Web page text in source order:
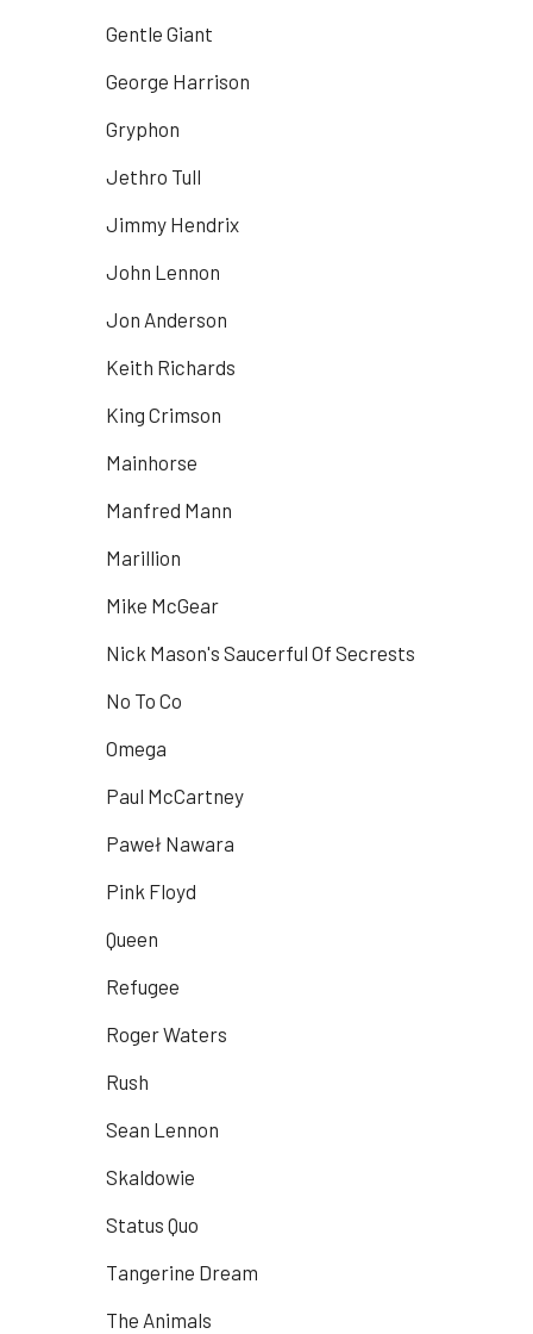
Gentle Giant
George Harrison
Gryphon
Jethro Tull
Jimmy Hendrix
John Lennon
Jon Anderson
Keith Richards
King Crimson
Mainhorse
Manfred Mann
Marillion
Mike McGear
Nick Mason's Saucerful Of Secrests
No To Co
Omega
Paul McCartney
Paweł Nawara
Pink Floyd
Queen
Refugee
Roger Waters
Rush
Sean Lennon
Skaldowie
Status Quo
Tangerine Dream
The Animals